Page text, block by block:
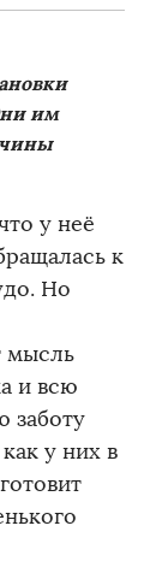
им
у неё
к
Но
мысль
и всю
заботу
у них в